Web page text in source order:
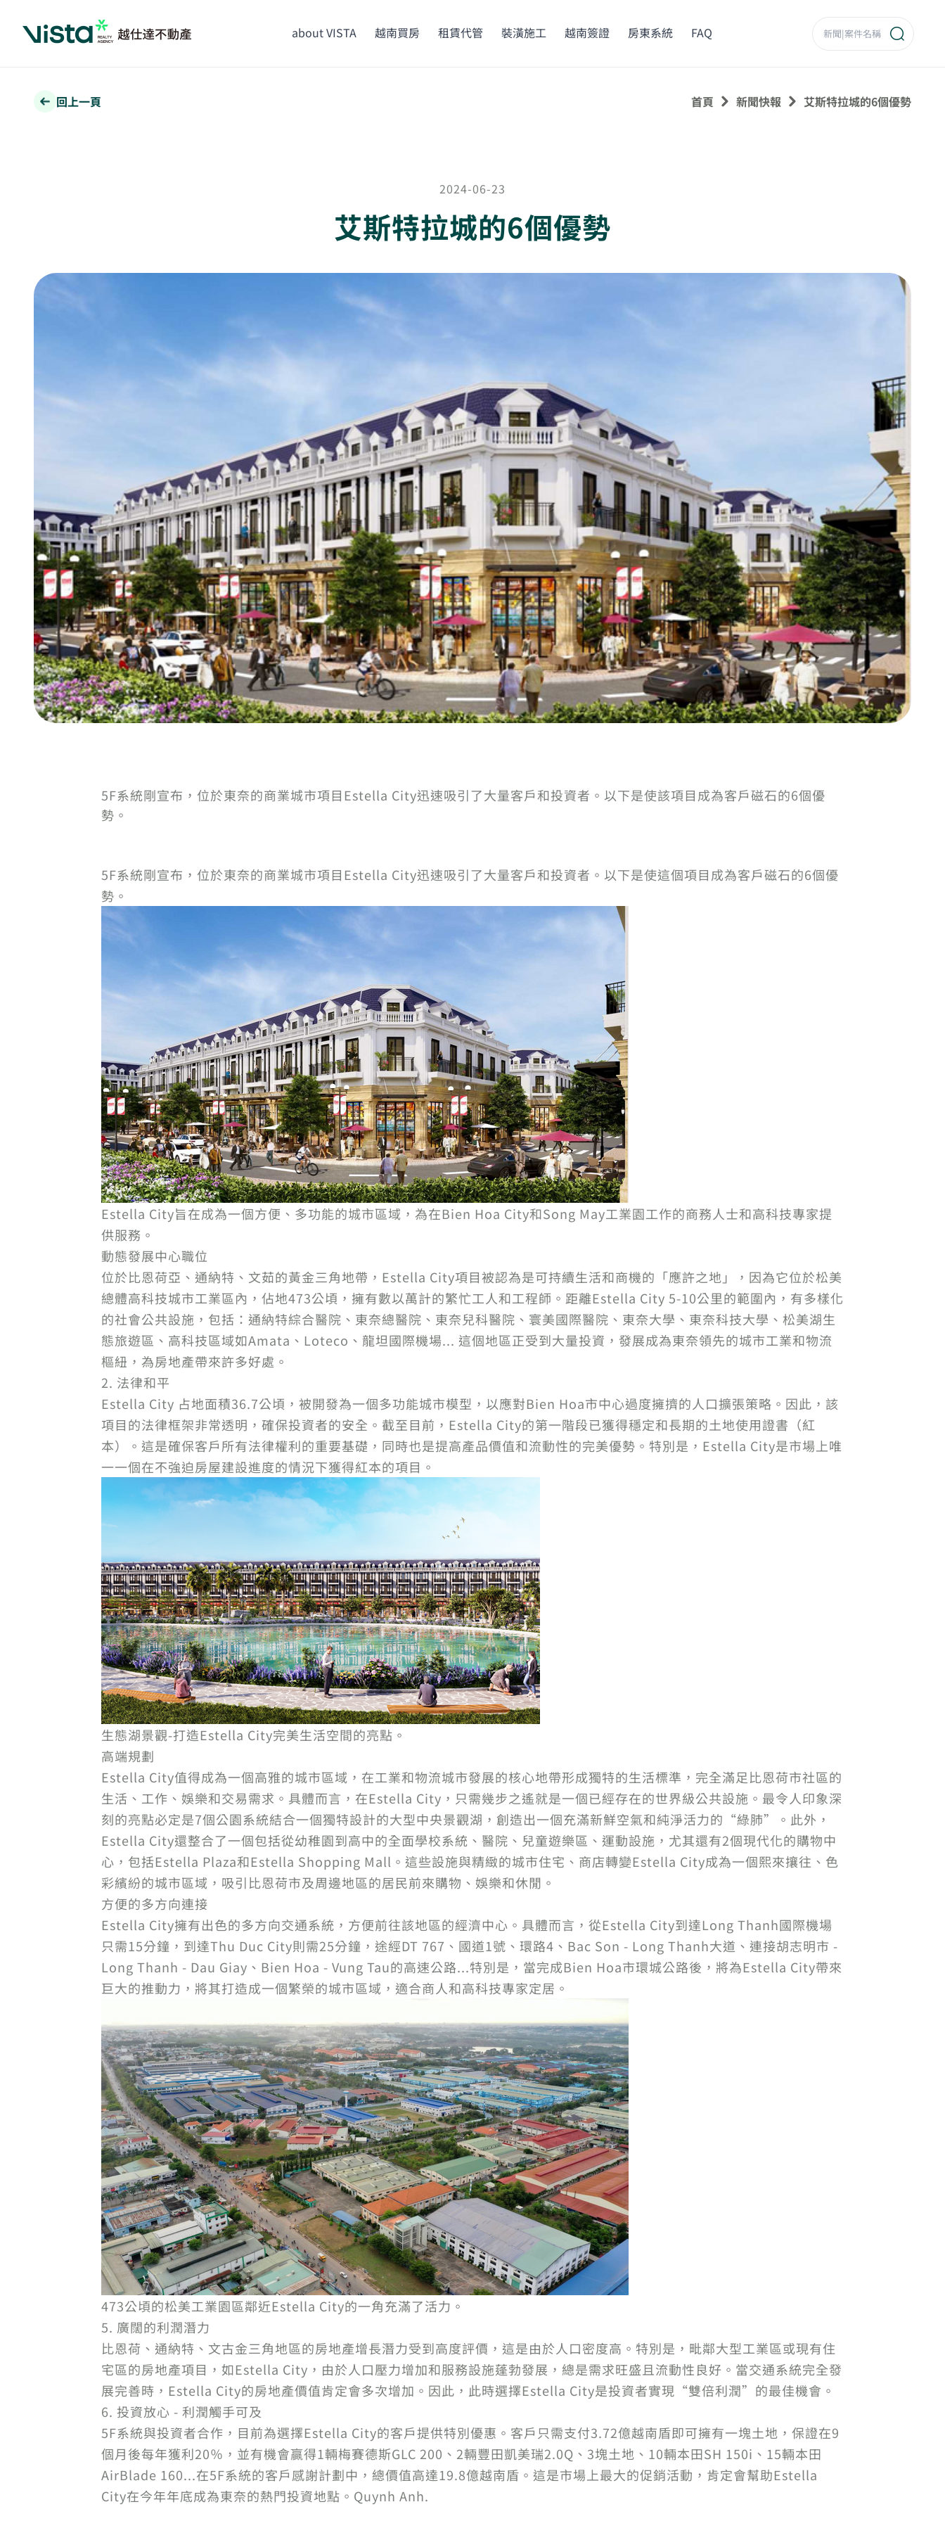
about VISTA 越南買房 租賃代管 裝潢施工 越南簽證 房東系統 FAQ
回上一頁 首頁 新聞快報 艾斯特拉城的6個優勢
2024-06-23
艾斯特拉城的6個優勢
5F系統剛宣布，位於東奈的商業城市項目Estella City迅速吸引了大量客戶和投資者。以下是使該項目成為客戶磁石的6個優
勢。
5F系統剛宣布，位於東奈的商業城市項目Estella City迅速吸引了大量客戶和投資者。以下是使這個項目成為客戶磁石的6個優
勢。
Estella City旨在成為一個方便、多功能的城市區域，為在Bien Hoa City和Song May工業園工作的商務人士和高科技專家提
供服務。
動態發展中心職位
位於比恩荷亞、通納特、文茹的黃金三角地帶，Estella City項目被認為是可持續生活和商機的「應許之地」，因為它位於松美
總體高科技城市工業區內，佔地473公頃，擁有數以萬計的繁忙工人和工程師。距離Estella City 5-10公里的範圍內，有多樣化
的社會公共設施，包括：通納特綜合醫院、東奈總醫院、東奈兒科醫院、寰美國際醫院、東奈大學、東奈科技大學、松美湖生
態旅遊區、高科技區域如Amata、Loteco、龍坦國際機場... 這個地區正受到大量投資，發展成為東奈領先的城市工業和物流
樞紐，為房地產帶來許多好處。
2. 法律和平
Estella City 占地面積36.7公頃，被開發為一個多功能城市模型，以應對Bien Hoa市中心過度擁擠的人口擴張策略。因此，該
項目的法律框架非常透明，確保投資者的安全。截至目前，Estella City的第一階段已獲得穩定和長期的土地使用證書（紅
本）。這是確保客戶所有法律權利的重要基礎，同時也是提高產品價值和流動性的完美優勢。特別是，Estella City是市場上唯
一一個在不強迫房屋建設進度的情況下獲得紅本的項目。
生態湖景觀-打造Estella City完美生活空間的亮點。
高端規劃
Estella City值得成為一個高雅的城市區域，在工業和物流城市發展的核心地帶形成獨特的生活標準，完全滿足比恩荷市社區的
生活、工作、娛樂和交易需求。具體而言，在Estella City，只需幾步之遙就是一個已經存在的世界級公共設施。最令人印象深
刻的亮點必定是7個公園系統結合一個獨特設計的大型中央景觀湖，創造出一個充滿新鮮空氣和純淨活力的“綠肺”。此外，
Estella City還整合了一個包括從幼稚園到高中的全面學校系統、醫院、兒童遊樂區、運動設施，尤其還有2個現代化的購物中
心，包括Estella Plaza和Estella Shopping Mall。這些設施與精緻的城市住宅、商店轉變Estella City成為一個熙來攘往、色
彩繽紛的城市區域，吸引比恩荷市及周邊地區的居民前來購物、娛樂和休閒。
方便的多方向連接
Estella City擁有出色的多方向交通系統，方便前往該地區的經濟中心。具體而言，從Estella City到達Long Thanh國際機場
只需15分鐘，到達Thu Duc City則需25分鐘，途經DT 767、國道1號、環路4、Bac Son - Long Thanh大道、連接胡志明市 -
Long Thanh - Dau Giay、Bien Hoa - Vung Tau的高速公路...特別是，當完成Bien Hoa市環城公路後，將為Estella City帶來
巨大的推動力，將其打造成一個繁榮的城市區域，適合商人和高科技專家定居。
473公頃的松美工業園區鄰近Estella City的一角充滿了活力。
5. 廣闊的利潤潛力
比恩荷、通納特、文古金三角地區的房地產增長潛力受到高度評價，這是由於人口密度高。特別是，毗鄰大型工業區或現有住
宅區的房地產項目，如Estella City，由於人口壓力增加和服務設施蓬勃發展，總是需求旺盛且流動性良好。當交通系統完全發
展完善時，Estella City的房地產價值肯定會多次增加。因此，此時選擇Estella City是投資者實現“雙倍利潤”的最佳機會。
6. 投資放心 - 利潤觸手可及
5F系統與投資者合作，目前為選擇Estella City的客戶提供特別優惠。客戶只需支付3.72億越南盾即可擁有一塊土地，保證在9
個月後每年獲利20％，並有機會贏得1輛梅賽德斯GLC 200、2輛豐田凱美瑞2.0Q、3塊土地、10輛本田SH 150i、15輛本田
AirBlade 160...在5F系統的客戶感謝計劃中，總價值高達19.8億越南盾。這是市場上最大的促銷活動，肯定會幫助Estella
City在今年年底成為東奈的熱門投資地點。Quynh Anh.